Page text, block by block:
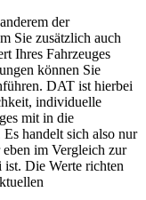
der
Sie zusätzlich auch
Ihres Fahrzeuges
können Sie
DAT ist hierbei
individuelle
mit in die
handelt sich also nur
im Vergleich zur
Die Werte richten